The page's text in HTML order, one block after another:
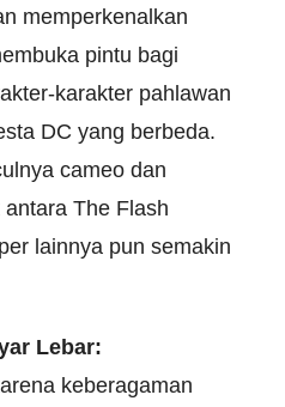
memperkenalkan
pintu bagi
karakter pahlawan
DC yang berbeda.
cameo dan
The Flash
lainnya pun semakin
Lebar:
keberagaman